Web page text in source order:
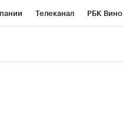
Телеканал РБК Вино